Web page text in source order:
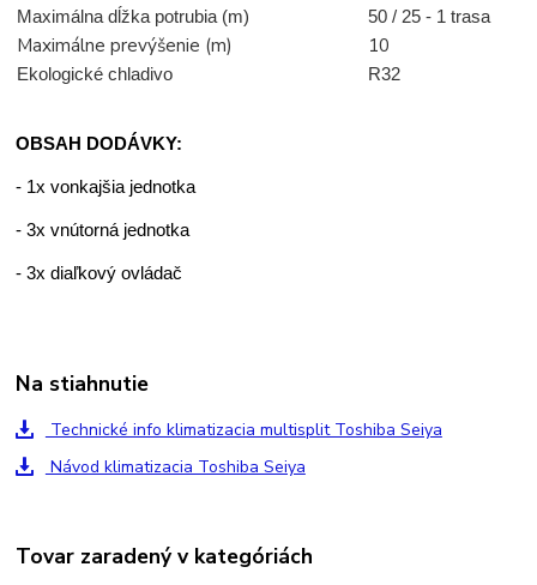
Maximálna dĺžka potrubia (m)
50 / 25 - 1 trasa
Maximálne prevýšenie (m) 10
Ekologické chladivo R32
OBSAH DODÁVKY:
- 1x vonkajšia jednotka
- 3x vnútorná jednotka
- 3x diaľkový ovládač
Na stiahnutie
Technické info klimatizacia multisplit Toshiba Seiya
Návod klimatizacia Toshiba Seiya
Tovar zaradený v kategóriách